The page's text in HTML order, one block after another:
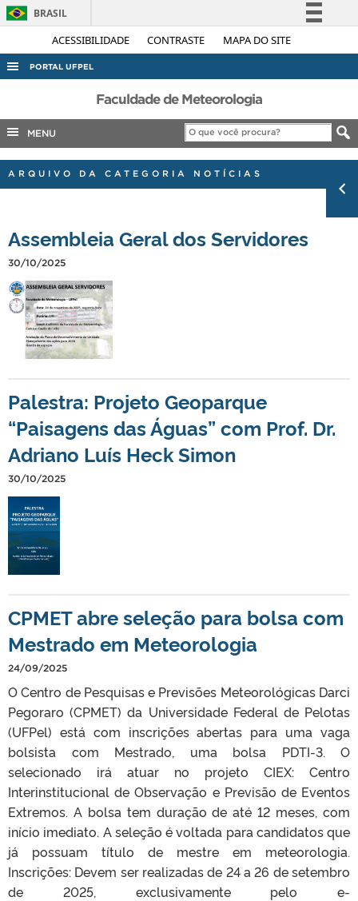
ACESSIBILIDADE CONTRASTE MAPA DO SITE
BRASIL
Simplifique!
Acesso à informação
Legislação
Canais
PORTAL UFPEL
ACESSO À INFORMAÇÃO
AUDITORIA
COBALTO
CONCURSOS
OUVIDORIA
PORTARIAS
TELEFONES
Faculdade de Meteorologia
MENU
ARQUIVO DA CATEGORIA NOTÍCIAS
Assembleia Geral dos Servidores
30/10/2025
Palestra: Projeto Geoparque
“Paisagens das Águas” com Prof. Dr.
Adriano Luís Heck Simon
30/10/2025
CPMET abre seleção para bolsa com
Mestrado em Meteorologia
24/09/2025
O Centro de Pesquisas e Previsões Meteorológicas Darci
Pegoraro (CPMET) da Universidade Federal de Pelotas
(UFPel) está com inscrições abertas para uma vaga
bolsista com Mestrado, uma bolsa PDTI-3. O
selecionado irá atuar no projeto CIEX: Centro
Interinstitucional de Observação e Previsão de Eventos
Extremos. A bolsa tem duração de até 12 meses, com
início imediato. A seleção é voltada para candidatos que
já possuam título de mestre em meteorologia.
Inscrições: Devem ser realizadas de 24 a 26 de setembro
de 2025, exclusivamente pelo e-